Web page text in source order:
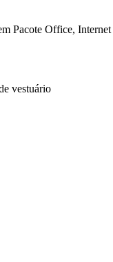
Pacote Office, Internet
vestuário